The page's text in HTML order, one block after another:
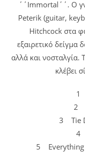
΄΄Immortal΄΄. Ο
Peterik (guitar,
Hitchcock στα
εξαιρετικό δείγμα
αλλά και νοσταλγία.
κλέβει
2
3 Tie
4
5